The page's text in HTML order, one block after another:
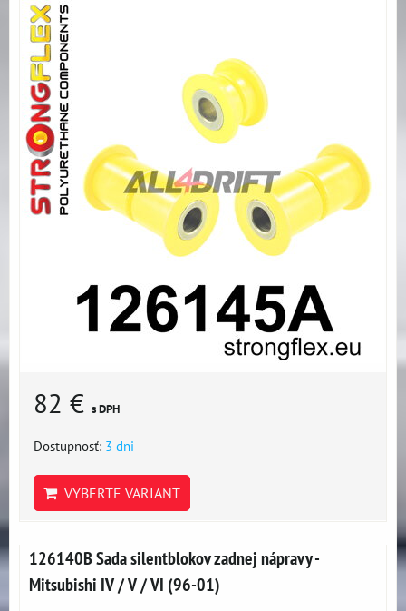
82 € s DPH
Dostupnosť: 3 dni
VYBERTE VARIANT
126140B Sada silentblokov zadnej nápravy -
Mitsubishi IV / V / VI (96-01)